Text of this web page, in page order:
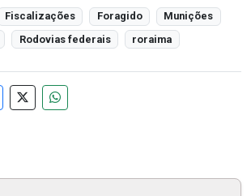
Fiscalizações Foragido
Munições
Rodovias federais roraima